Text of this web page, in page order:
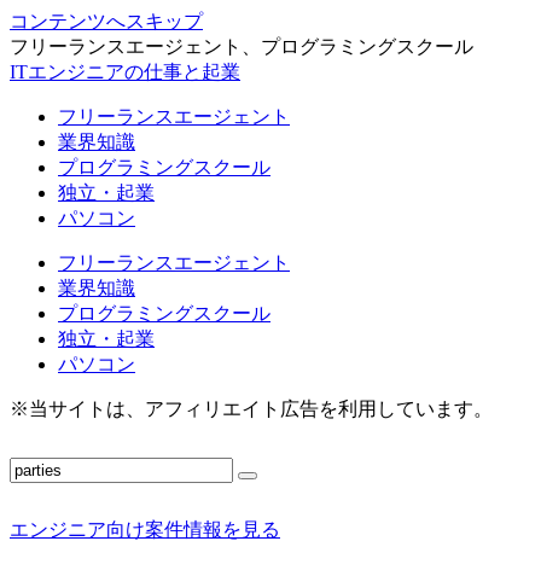
コンテンツへスキップ
フリーランスエージェント、プログラミングスクール
ITエンジニアの仕事と起業
フリーランスエージェント
業界知識
プログラミングスクール
独立・起業
パソコン
フリーランスエージェント
業界知識
プログラミングスクール
独立・起業
パソコン
※当サイトは、アフィリエイト広告を利用しています。
エンジニア向け案件情報を見る